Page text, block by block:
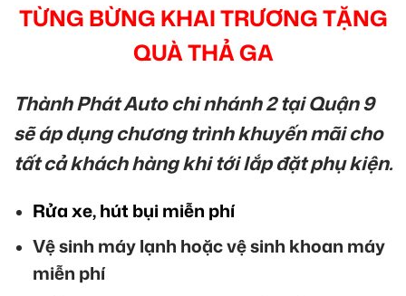
TỪNG BỪNG KHAI TRƯƠNG TẶNG
QUÀ THẢ GA
Thành Phát Auto chi nhánh 2 tại Quận 9
sẽ áp dụng chương trình khuyến mãi cho
tất cả khách hàng khi tới lắp đặt phụ kiện.
Rửa xe, hút bụi miễn phí
Vệ sinh máy lạnh hoặc vệ sinh khoan máy
miễn phí